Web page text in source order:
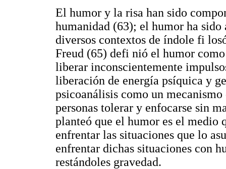
El humor y la risa han sido
humanidad (63); el humor ha
diversos contextos de índole fi
Freud (65) defi nió el humor
liberar inconscientemente
liberación de energía psíquica y
psicoanálisis como un
personas tolerar y enfocarse sin
planteó que el humor es el medio
enfrentar las situaciones que lo
enfrentar dichas situaciones con
restándoles gravedad.